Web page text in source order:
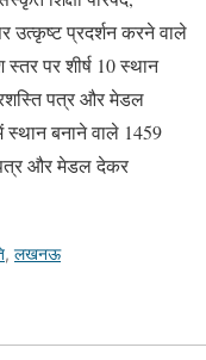
उत्कृष्ट प्रदर्शन करने वाले
पर शीर्ष 10 स्थान
पत्र और मेडल
स्थान बनाने वाले 1459
पत्र और मेडल देकर
, लखनऊ